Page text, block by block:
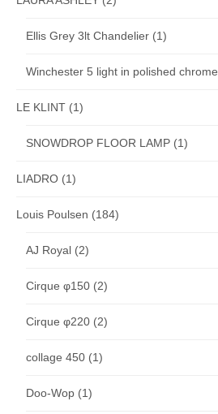
Ellis Grey 3lt Chandelier (1)
Winchester 5 light in polished chrome
LE KLINT (1)
SNOWDROP FLOOR LAMP (1)
LIADRO (1)
Louis Poulsen (184)
AJ Royal (2)
Cirque φ150 (2)
Cirque φ220 (2)
collage 450 (1)
Doo-Wop (1)